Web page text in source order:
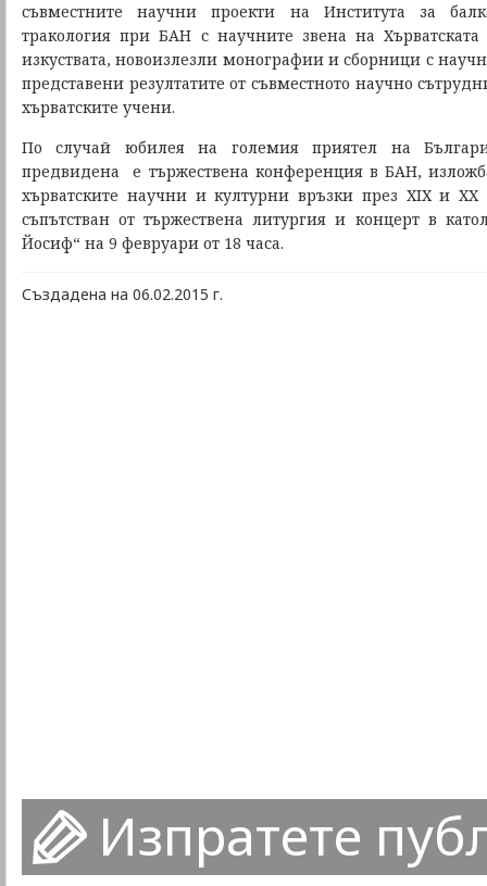
съвместните научни проекти на Института за
тракология при БАН с научните звена на
изкуствата, новоизлезли монографии и сборници с
представени резултатите от съвместното научно
хърватските учени.
По случай юбилея на големия приятел на
предвидена е тържествена конференция в БАН,
хърватските научни и културни връзки през ХІХ и
съпътстван от тържествена литургия и концерт в
Йосиф“ на 9 февруари от 18 часа.
Създадена на 06.02.2015 г.
Изпратете